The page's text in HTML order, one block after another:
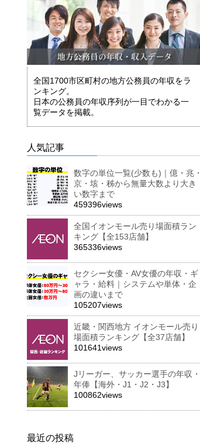
全国1700市区町村の地方公務員の年収をラ
ンキング。
日本の公務員の年収序列が一目でわかる一
覧データを掲載。
人気記事
数字の単位一覧(少数も)｜億・兆・
京・垓・秭から無量大数より大き
い数字まで
459396views
全国イオンモール売り場面積ラン
キング【全153店舗】
365336views
セクシー女優・AV女優の年収・ギ
ャラ・給料｜システムや単体・企
画の違いまで
105207views
近畿・関西地方 イオンモール売り
場面積ランキング【全37店舗】
101641views
Jリーガー、サッカー選手の年収・
年俸【海外・J1・J2・J3】
100862views
最近の投稿